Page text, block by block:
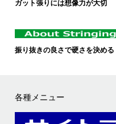
ガット張りには想像力が大切
振り抜きの良さで硬さを決める
各種メニュー